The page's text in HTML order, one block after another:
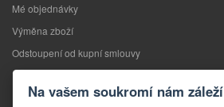
Mé objednávky
Výměna zboží
Odstoupení od kupní smlouvy
Reklamace
Na vašem soukromí nám záleží